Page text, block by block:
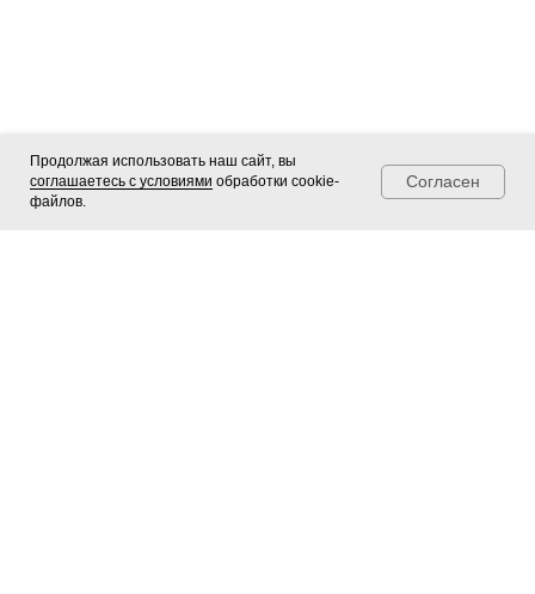
Telegram Позвонить
Продолжая использовать наш сайт, вы
соглашаетесь с условиями обработки cookie-
файлов.
Согласен